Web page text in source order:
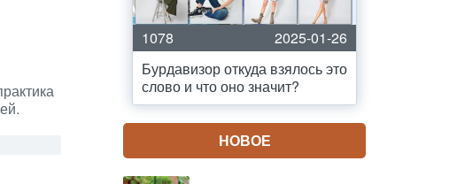
1078
2025-01-26
Бурдавизор откуда взялось это
слово и что оно значит?
НОВОЕ